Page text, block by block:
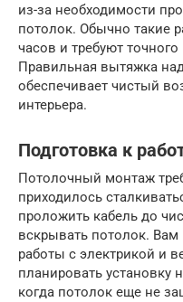
из-за необходимости
потолок. Обычно такие
часов и требуют
Правильная вытяжка
обеспечивает чистый
интерьера.
Подготовка к
Потолочный монтаж
приходилось
проложить кабель до
вскрывать потолок.
работы с электрикой и
планировать установку
когда потолок еще не